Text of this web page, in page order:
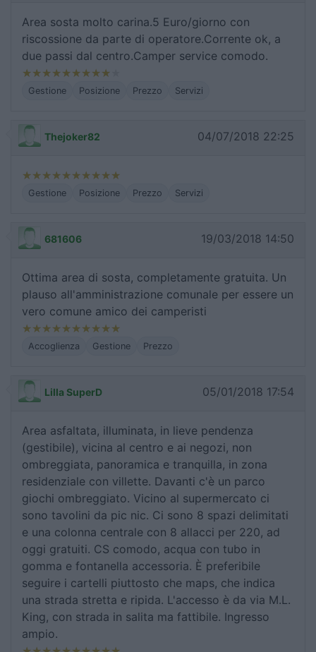
Area sosta molto carina.5 Euro/giorno con
riscossione da parte di operatore.Corrente ok, a
due passi dal centro.Camper service comodo.
Gestione Posizione Prezzo Servizi
Thejoker82 04/07/2018 22:25
Gestione Posizione Prezzo Servizi
681606 19/03/2018 14:50
Ottima area di sosta, completamente gratuita. Un
plauso all'amministrazione comunale per essere un
vero comune amico dei camperisti
Accoglienza Gestione Prezzo
Lilla SuperD 05/01/2018 17:54
Area asfaltata, illuminata, in lieve pendenza
(gestibile), vicina al centro e ai negozi, non
ombreggiata, panoramica e tranquilla, in zona
residenziale con villette. Davanti c'è un parco
giochi ombreggiato. Vicino al supermercato ci
sono tavolini da pic nic. Ci sono 8 spazi delimitati
e una colonna centrale con 8 allacci per 220, ad
oggi gratuiti. CS comodo, acqua con tubo in
gomma e fontanella accessoria. È preferibile
seguire i cartelli piuttosto che maps, che indica
una strada stretta e ripida. L'accesso è da via M.L.
King, con strada in salita ma fattibile. Ingresso
ampio.